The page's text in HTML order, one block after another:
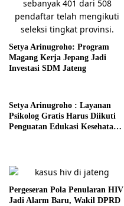
Setya Arinugroho: Program
Magang Kerja Jepang Jadi
Investasi SDM Jateng
Setya Arinugroho : Layanan
Psikolog Gratis Harus Diikuti
Penguatan Edukasi Kesehatan
Pergeseran Pola Penularan HIV
Jadi Alarm Baru, Wakil DPRD